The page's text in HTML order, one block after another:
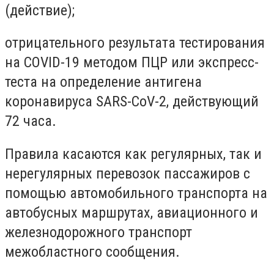
(действие);
отрицательного результата тестирования
на COVID-19 методом ПЦР или экспресс-
теста на определение антигена
коронавируса SARS-CoV-2, действующий
72 часа.
Правила касаются как регулярных, так и
нерегулярных перевозок пассажиров с
помощью автомобильного транспорта на
автобусных маршрутах, авиационного и
железнодорожного транспорт
межобластного сообщения.